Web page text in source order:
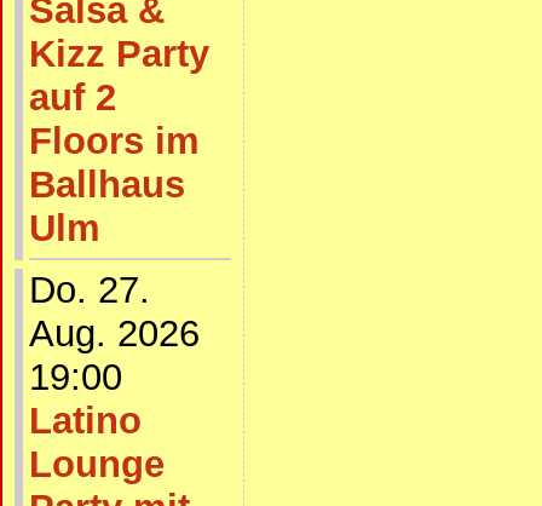
Salsa &
Kizz Party
auf 2
Floors im
Ballhaus
Ulm
Do. 27.
Aug. 2026
19:00
Latino
Lounge